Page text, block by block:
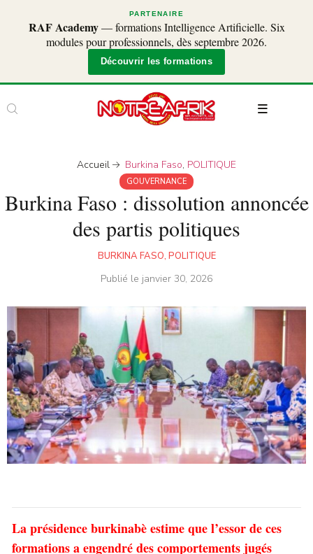
PARTENAIRE
RAF Academy— formations Intelligence Artificielle. Six
modules pour professionnels, dès septembre 2026.
Découvrir les formations
Accueil Burkina Faso, POLITIQUE
GOUVERNANCE
Burkina Faso : dissolution annoncée
des partis politiques
BURKINA FASO, POLITIQUE
Publié le janvier 30, 2026
La présidence burkinabè estime que l’essor de ces
formations a engendré des comportements jugés